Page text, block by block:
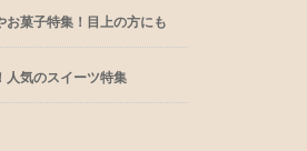
お菓子特集！目上の方にも
人気のスイーツ特集